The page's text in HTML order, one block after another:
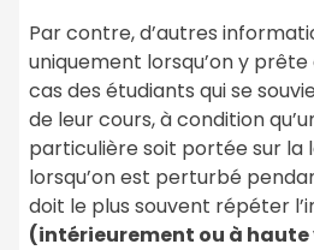
Par contre, d’autres
uniquement lorsqu’on y
cas des étudiants qui se
de leur cours, à condition
particulière soit portée sur la
lorsqu’on est perturbé
doit le plus souvent répéter
(intérieurement ou à haute